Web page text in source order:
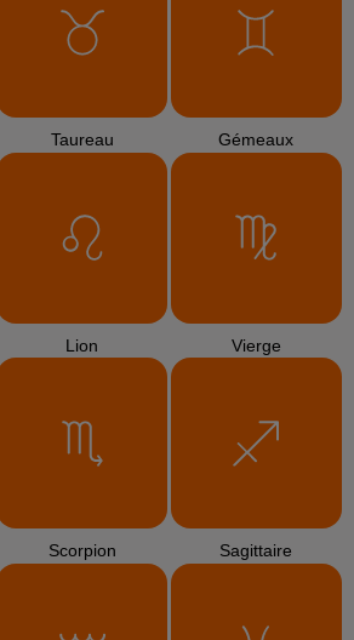
Taureau Gémeaux
Lion Vierge
Scorpion Sagittaire